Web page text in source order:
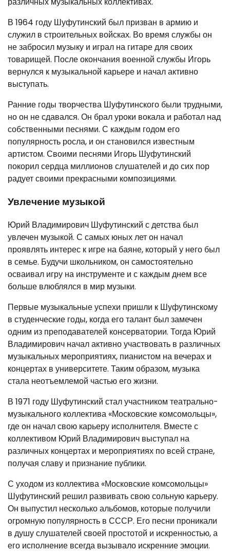
В 1964 году Шуфутинский был призван в армию и
служил в строительных войсках. Во время службы он
не забросил музыку и играл на гитаре для своих
товарищей. После окончания военной службы Игорь
вернулся к музыкальной карьере и начал активно
выступать.
Ранние годы творчества Шуфутинского были трудными,
но он не сдавался. Он брал уроки вокала и работал над
собственными песнями. С каждым годом его
популярность росла, и он становился известным
артистом. Своими песнями Игорь Шуфутинский
покорил сердца миллионов слушателей и до сих пор
радует своими прекрасными композициями.
Увлечение музыкой
Юрий Владимирович Шуфутинский с детства был
увлечен музыкой. С самых юных лет он начал
проявлять интерес к игре на баяне, который у него был
в семье. Будучи школьником, он самостоятельно
осваивал игру на инструменте и с каждым днем все
больше влюблялся в мир музыки.
Первые музыкальные успехи пришли к Шуфутинскому
в студенческие годы, когда его талант был замечен
одним из преподавателей консерватории. Тогда Юрий
Владимирович начал активно участвовать в различных
музыкальных мероприятиях, пианистом на вечерах и
концертах в университете. Таким образом, музыка
стала неотъемлемой частью его жизни.
В 1971 году Шуфутинский стал участником театрально-
музыкального коллектива «Московские комсомольцы»,
где он начал свою карьеру исполнителя. Вместе с
коллективом Юрий Владимирович выступал на
различных концертах и мероприятиях по всей стране,
получая славу и признание публики.
С уходом из коллектива «Московские комсомольцы»
Шуфутинский решил развивать свою сольную карьеру.
Он выпустил несколько альбомов, которые получили
огромную популярность в СССР. Его песни проникали
в душу слушателей своей простотой и искренностью, а
его исполнение всегда вызывало искренние эмоции.